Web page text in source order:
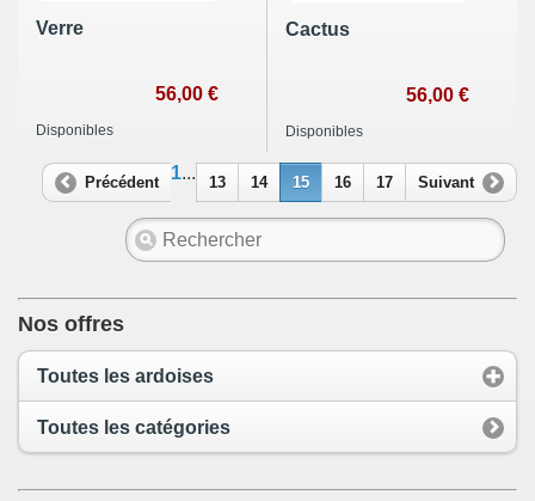
Verre
56,00 €
Disponibles
Cactus
56,00 €
Disponibles
Précédent
1...
13 14 15 16 17 Suivant
Nos offres
Toutes les ardoises
Toutes les catégories